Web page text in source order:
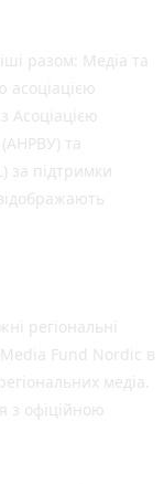
разом: Медіа та
асоціацією
Асоціацією
(АНРВУ) та
за підтримки
регіональні
Fund Nordic в
медіа.
з офіційною